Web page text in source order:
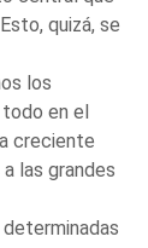
quizá, se
los
en el
creciente
las grandes